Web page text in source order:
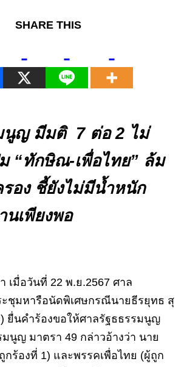
SHARE THIS
นูญ มีมติ 7 ต่อ 2 ไม่
“ทักษิณ-เพื่อไทย” ล้ม
รอง ชี้ยังไม่มีน้ำหนัก
นเพียงพอ
เมื่อวันที่ 22 พ.ย.2567 ศาล
ชุมหารือนัดพิเศษกรณีนายธีรยุทธ สุ
) ยื่นคำร้องขอให้ศาลรัฐธธรรมนูญ
มนูญ มาตรา 49 กล่าวอ้างว่า นาย
กร้องที่ 1) และพรรคเพื่อไทย (ผู้ถูก